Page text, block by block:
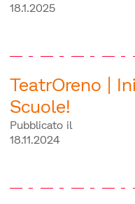
18.1.2025
TeatrOreno |
Scuole!
Pubblicato il
18.11.2024